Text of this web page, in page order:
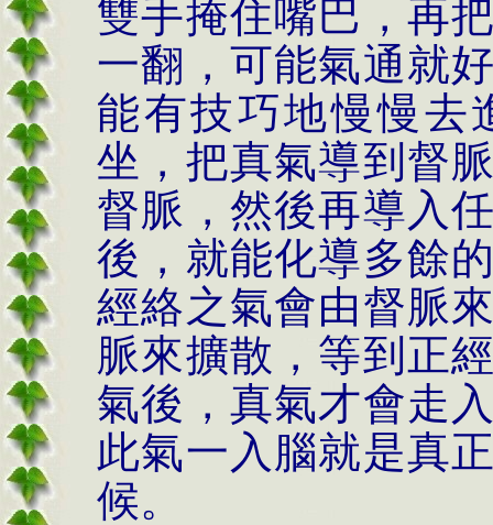
雙手掩住嘴巴，再
一翻，可能氣通就
能有技巧地慢慢去
坐，把真氣導到督
督脈，然後再導入
後，就能化導多餘
經絡之氣會由督脈
脈來擴散，等到正
氣後，真氣才會走
此氣一入腦就是真
候。